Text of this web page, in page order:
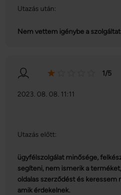
Utazás után:
Nem vettem igénybe a
1/5
2023. 08. 08. 11:11
Utazás előtt:
ügyfélszolgálat minősége,
segíteni, nem ismerik a
oldalas szerződést és keressem
amik érdekelnek.